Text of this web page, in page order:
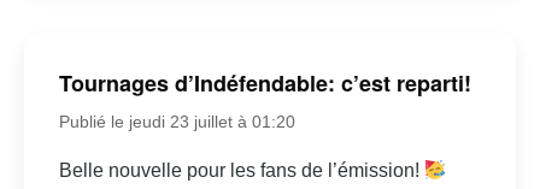
Tournages d’Indéfendable: c’est reparti!
Publié le jeudi 23 juillet à 01:20
Belle nouvelle pour les fans de l’émission!